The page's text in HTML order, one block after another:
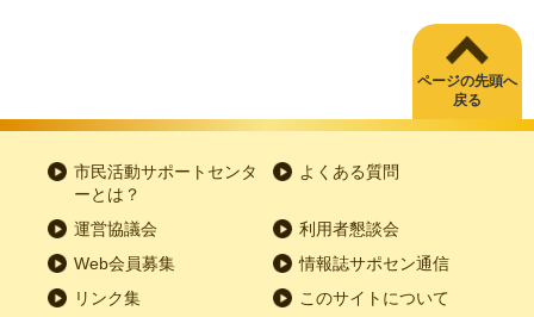
ページの先頭へ
戻る
市民活動サポートセンタ
ーとは？
よくある質問
運営協議会
利用者懇談会
Web会員募集
情報誌サポセン通信
リンク集
このサイトについて